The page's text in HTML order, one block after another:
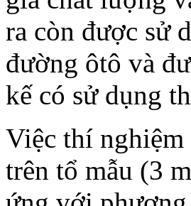
ra còn được sử
đường ôtô và
kế có sử dụng
Việc thí
trên tổ mẫu (3